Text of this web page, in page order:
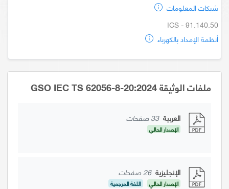
شبكات المعلومات
ICS - 91.140.50
أنظمة الإمداد بالكهرباء
ملفات الوثيقة GSO IEC TS 62056-8-20:2024
العربية 33 صفحات
الإصدار الحالي
الإنجليزية 26 صفحات
الإصدار الحالي اللغة المرجعية